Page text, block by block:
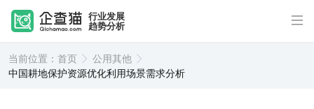
行业发展
趋势分析
当前位置： 首页
公用其他
中国耕地保护资源优化利用场景需求分析